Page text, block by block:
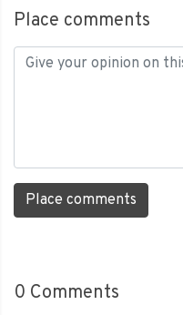
Place comments
Place comments
0 Comments